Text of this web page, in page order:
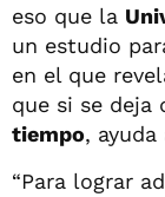
eso que la
un estudio
en el que
que si se deja
tiempo,
“Para lograr